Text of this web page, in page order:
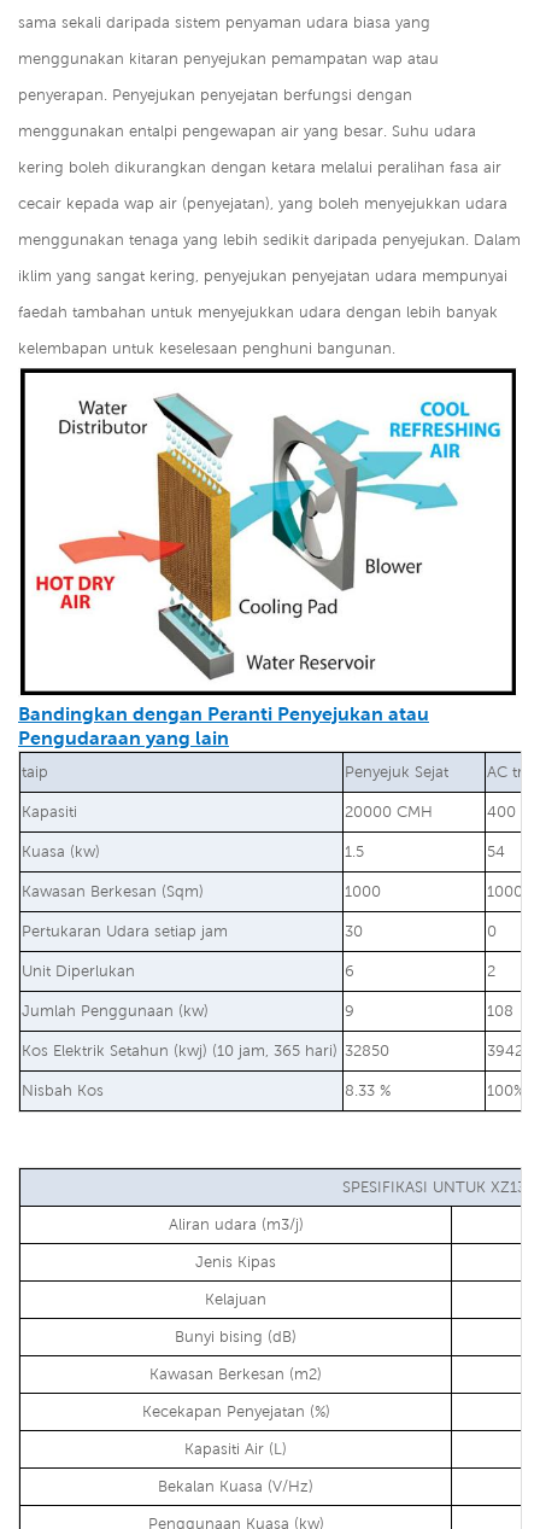
sama sekali daripada sistem penyaman udara biasa yang
menggunakan kitaran penyejukan pemampatan wap atau
penyerapan. Penyejukan penyejatan berfungsi dengan
menggunakan entalpi pengewapan air yang besar. Suhu udara
kering boleh dikurangkan dengan ketara melalui peralihan fasa air
cecair kepada wap air (penyejatan), yang boleh menyejukkan udara
menggunakan tenaga yang lebih sedikit daripada penyejukan. Dalam
iklim yang sangat kering, penyejukan penyejatan udara mempunyai
faedah tambahan untuk menyejukkan udara dengan lebih banyak
kelembapan untuk keselesaan penghuni bangunan.
Bandingkan dengan Peranti Penyejukan atau
Pengudaraan yang lain
taip Penyejuk Sejat AC
Kapasiti 20000 CMH 400
Kuasa (kw) 1.5 54
Kawasan Berkesan (Sqm) 1000 1000
Pertukaran Udara setiap jam 30 0
Unit Diperlukan 6 2
Jumlah Penggunaan (kw) 9 108
Kos Elektrik Setahun (kwj) (10 jam, 365 hari) 32850
Nisbah Kos 8.33 % 100%
SPESIFIKASI UNTUK XZ13-
Aliran udara (m3/j)
Jenis Kipas
Kelajuan
Bunyi bising (dB)
Kawasan Berkesan (m2)
Kecekapan Penyejatan (%)
Kapasiti Air (L)
Bekalan Kuasa (V/Hz)
Penggunaan Kuasa (kw)